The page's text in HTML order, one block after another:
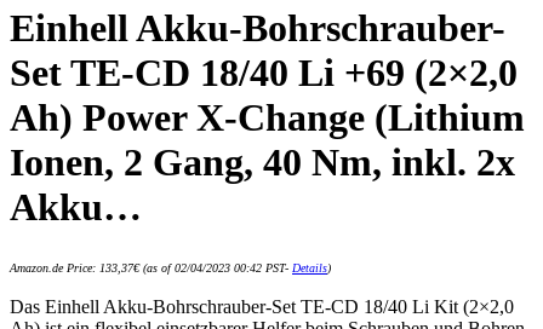
Einhell Akku-Bohrschrauber-
Set TE-CD 18/40 Li +69 (2×2,0
Ah) Power X-Change (Lithium
Ionen, 2 Gang, 40 Nm, inkl. 2x
Akku…
Amazon.de Price: 133,37€(as of 02/04/2023 00:42 PST- Details)
Das Einhell Akku-Bohrschrauber-Set TE-CD 18/40 Li Kit (2×2,0